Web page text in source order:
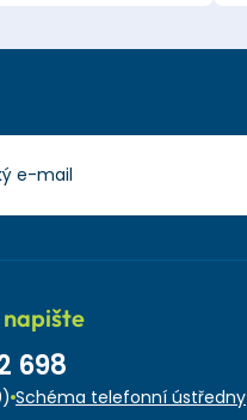
698
Schéma telefonní ústředny